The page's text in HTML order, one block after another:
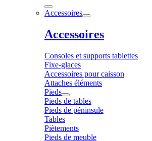
Accessoires
Accessoires
Consoles et supports tablettes
Fixe-glaces
Accessoires pour caisson
Attaches éléments
Pieds
Pieds de tables
Pieds de péninsule
Tables
Piètements
Pieds de meuble